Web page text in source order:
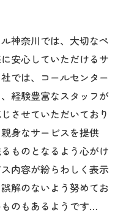
神奈川では、大切なペ
安心していただけるサ
では、コールセンター
経験豊富なスタッフが
させていただいており
身なサービスを提供
ものとなるよう心がけ
内容が紛らわしく表示
解のないよう努めてお
のもあるようです…